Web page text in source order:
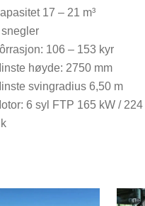
apasitet 17 – 21 m³
snegler
106 – 153 kyr
høyde: 2750 mm
svingradius 6,50 m
6 syl FTP 165 kW / 224